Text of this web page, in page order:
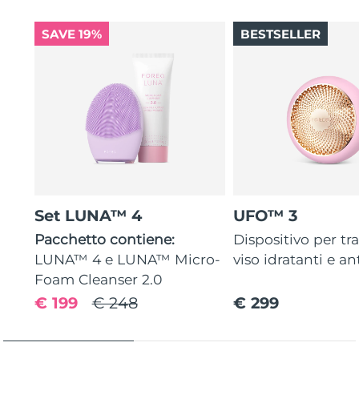
SAVE 19%
Set LUNA™ 4
Pacchetto contiene:
LUNA™ 4 e LUNA™ Micro-
Foam Cleanser 2.0
€ 248
€ 199
UFO™ 3
Dispositivo per
viso idratanti e
€ 299
BESTSELLER